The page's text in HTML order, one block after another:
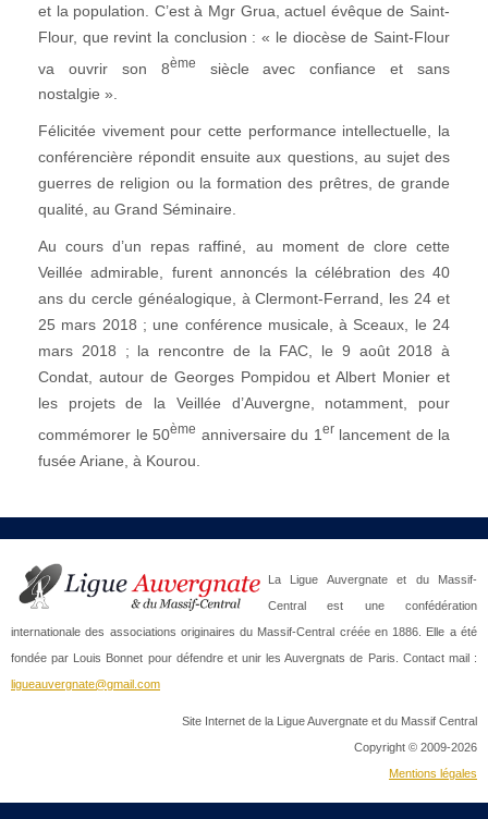
et la population. C’est à Mgr Grua, actuel évêque de Saint-
Flour, que revint la conclusion : « le diocèse de Saint-Flour
va ouvrir son 8ème
siècle avec confiance et sans
nostalgie ».
Félicitée vivement pour cette performance intellectuelle, la
conférencière répondit ensuite aux questions, au sujet des
guerres de religion ou la formation des prêtres, de grande
qualité, au Grand Séminaire.
Au cours d’un repas raffiné, au moment de clore cette
Veillée admirable, furent annoncés la célébration des 40
ans du cercle généalogique, à Clermont-Ferrand, les 24 et
25 mars 2018 ; une conférence musicale, à Sceaux, le 24
mars 2018 ; la rencontre de la FAC, le 9 août 2018 à
Condat, autour de Georges Pompidou et Albert Monier et
les projets de la Veillée d’Auvergne, notamment, pour
commémorer le 50ème anniversaire du 1 er lancement de la
fusée Ariane, à Kourou.
La Ligue Auvergnate et du Massif-
Central est une confédération
internationale des associations originaires du Massif-Central créée en 1886. Elle a été
fondée par Louis Bonnet pour défendre et unir les Auvergnats de Paris. Contact mail :
ligueauvergnate@gmail.com
Site Internet de la Ligue Auvergnate et du Massif Central
Copyright © 2009-2026
Mentions légales